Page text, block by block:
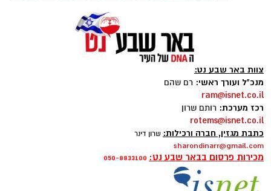
צוות באר שבע נט:
מנכ"ל ועורך ראשי: רם שהם
ram@isnet.co.il
רכז מערכת: רותם שרון
rotems@isnet.co.il
כתבת מגזין, חברה ורכילות: שרון דינר
sharondinarr@gmail.com
מכירות פרסום בבאר שבע נט: 050-8833100